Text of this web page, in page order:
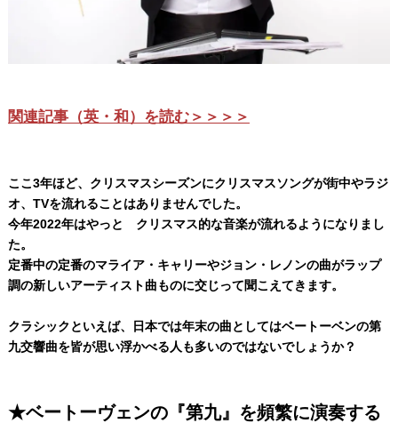
関連記事（英・和）を読む＞＞＞＞
ここ3年ほど、クリスマスシーズンにクリスマスソングが街中やラジ
オ、TVを流れることはありませんでした。
今年2022年はやっと クリスマス的な音楽が流れるようになりまし
た。
定番中の定番のマライア・キャリーやジョン・レノンの曲がラップ
調の新しいアーティスト曲ものに交じって聞こえてきます。
クラシックといえば、日本では年末の曲としてはベートーベンの第
九交響曲を皆が思い浮かべる人も多いのではないでしょうか？
★ベートーヴェンの『第九』を頻繁に演奏する